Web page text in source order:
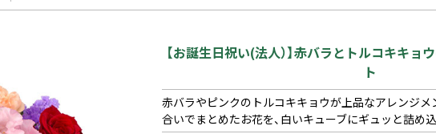
【お誕生日祝い(法人）】赤バラとトルコキキョ
ト
赤バラやピンクのトルコキキョウが上品なアレンジメ
合いでまとめたお花を、白いキューブにギュッと詰め込